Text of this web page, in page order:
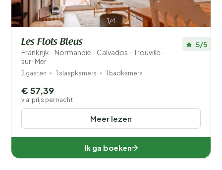
1/4
Les Flots Bleus
Frankrijk - Normandië - Calvados - Trouville-
sur-Mer
5/5
2 gasten 1 slaapkamers 1 badkamers
Meer lezen
€ 57,39
v.a. prijs per nacht
Ik ga boeken